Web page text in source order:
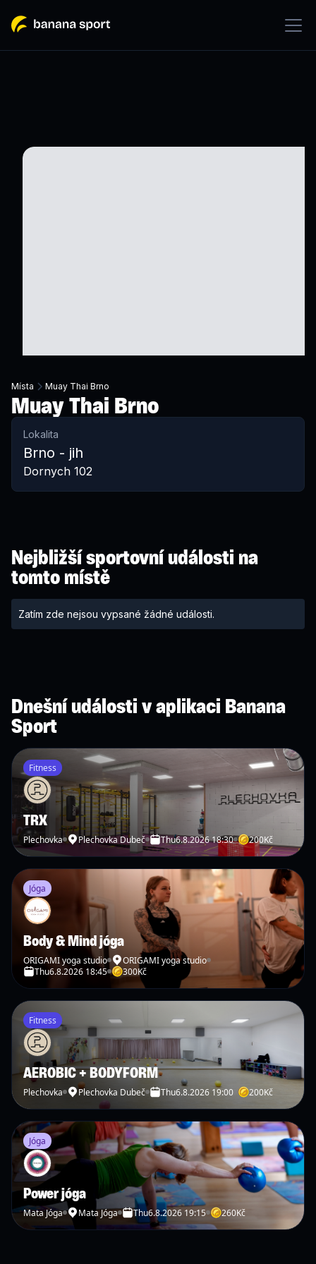
Místa Muay Thai Brno
Muay Thai Brno
Lokalita
Brno - jih
Dornych 102
Nejbližší sportovní události na
tomto místě
Zatím zde nejsou vypsané žádné události.
Dnešní události v aplikaci Banana
Sport
Fitness
TRX
Plechovka Plechovka Dubeč Thu6.8.2026 18:30 200Kč
Jóga
Body & Mind jóga
ORIGAMI yoga studio
ORIGAMI yoga studio
Thu6.8.2026 18:45 300Kč
Fitness
AEROBIC + BODYFORM
Plechovka Plechovka Dubeč Thu6.8.2026 19:00 200Kč
Jóga
Power jóga
Mata Jóga Mata Jóga Thu6.8.2026 19:15 260Kč